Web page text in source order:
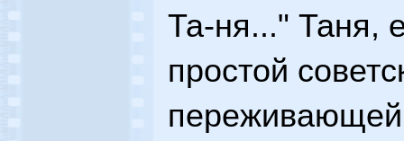
Та-ня..." Таня,
простой
переживающей